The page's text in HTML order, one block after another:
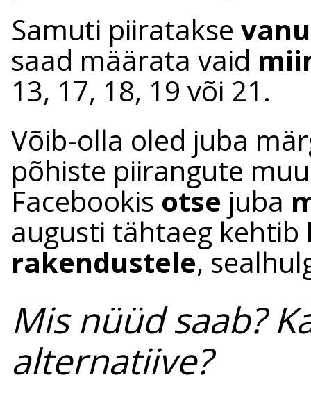
Samuti piiratakse
saad määrata vaid
13, 17, 18, 19 või 21.
Võib-olla oled juba
põhiste piirangute
Facebookis otse juba
augusti tähtaeg kehtib
rakendustele,
Mis nüüd saab?
alternatiive?